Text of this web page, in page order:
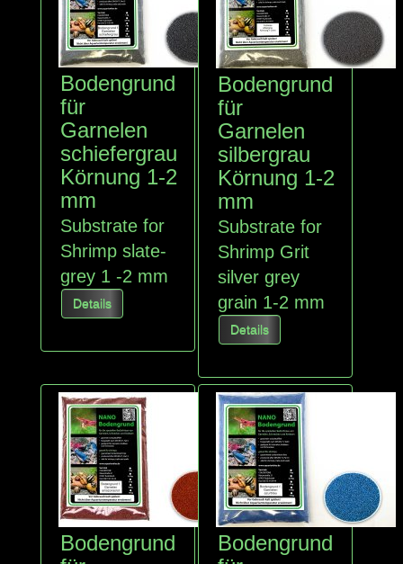
Bodengrund
für
Garnelen
schiefergrau
Körnung 1-2
mm
Substrate for
Shrimp slate-
grey 1 -2 mm
Details
Bodengrund
für
Garnelen
silbergrau
Körnung 1-2
mm
Substrate for
Shrimp Grit
silver grey
grain 1-2 mm
Details
Bodengrund
Bodengrund